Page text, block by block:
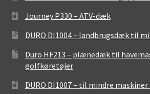
Journey P330 – ATV-dæk
DURO DI1004 – landbrugsdæk til
Duro HF213 – plænedæk til
golfkøretøjer
DURO DI1007 – til mindre